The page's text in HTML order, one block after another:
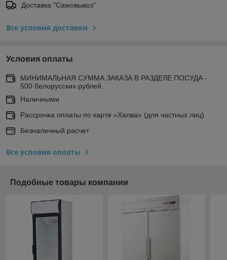
Доставка "Самовывоз"
Все условия доставки
Условия оплаты
МИНИМАЛЬНАЯ СУММА ЗАКАЗА В РАЗДЕЛЕ ПОСУДА -
500 белорусских рублей.
Наличными
Рассрочка оплаты по карте «Халва» (для частных лиц)
Безналичный расчет
Все условия оплаты
Подобные товары компании